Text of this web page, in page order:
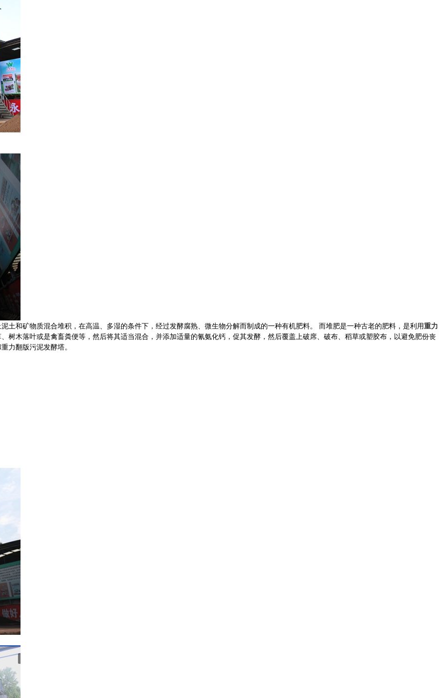
泥土和矿物质混合堆积，在高温、多湿的条件下，经过发酵腐熟、微生物分解而制成的一种有机肥料。 而堆肥是一种古老的肥料，是利用重力
树木落叶或是禽畜粪便等，然后将其适当混合，并添加适量的氰氨化钙 ，促其发酵，然后覆盖上破席、破布、稻草或塑胶布，以避免肥份丧
力翻版污泥发酵塔。